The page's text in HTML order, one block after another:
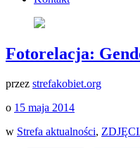
Fotorelacja:
przez strefakobiet.org
o 15 maja 2014
w Strefa aktualności,